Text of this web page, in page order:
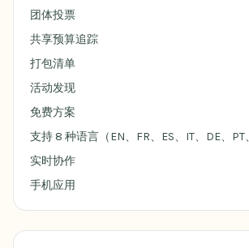
团体投票
共享预算追踪
打包清单
活动发现
免费方案
支持 8 种语言（EN、FR、ES、IT、DE、PT
实时协作
手机应用